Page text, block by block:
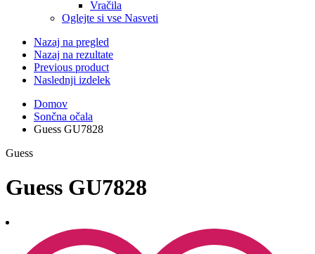
Vračila
Oglejte si vse Nasveti
Nazaj na pregled
Nazaj na rezultate
Previous product
Naslednji izdelek
Domov
Sončna očala
Guess GU7828
Guess
Guess GU7828